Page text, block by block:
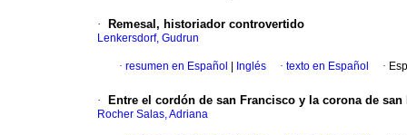
· Remesal, historiador controvertido
Lenkersdorf, Gudrun
· resumen en Español Inglés · texto en Español ·
· Entre el cordón de san Francisco y la corona de san
Rocher Salas, Adriana